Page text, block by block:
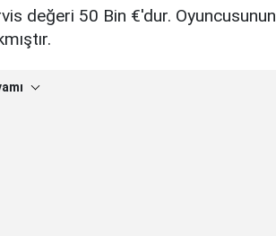
değeri 50 Bin €'dur. Oyuncusunun